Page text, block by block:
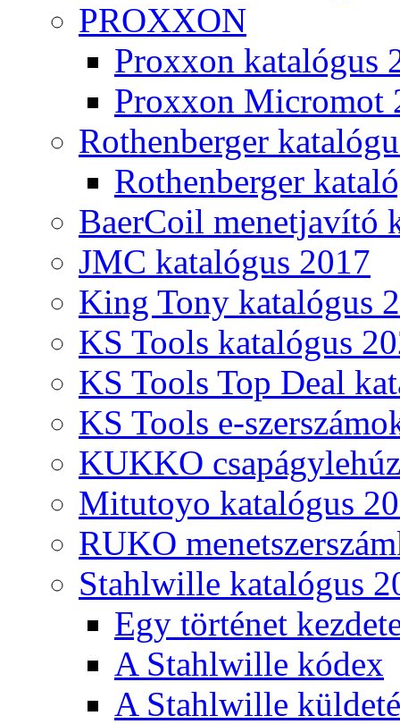
PROXXON
Proxxon katalógus
Proxxon Micromot
Rothenberger
Rothenberger
BaerCoil menetjavító
JMC katalógus 2017
King Tony katalógus
KS Tools katalógus
KS Tools Top Deal
KS Tools e-
KUKKO
Mitutoyo katalógus
RUKO
Stahlwille katalógus
Egy történet
A Stahlwille kódex
A Stahlwille